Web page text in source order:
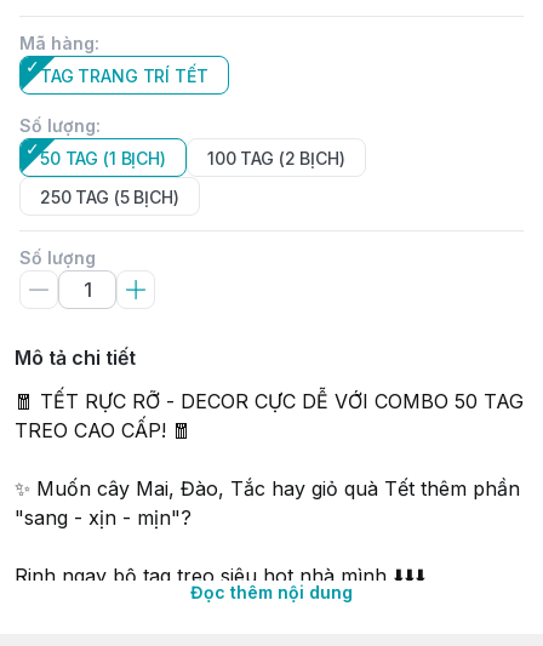
Mã hàng:
TAG TRANG TRÍ TẾT
Số lượng:
50 TAG (1 BỊCH)
100 TAG (2 BỊCH)
250 TAG (5 BỊCH)
Số lượng
Mô tả chi tiết
🧧 TẾT RỰC RỠ - DECOR CỰC DỄ VỚI COMBO 50 TAG
TREO CAO CẤP! 🧧
✨ Muốn cây Mai, Đào, Tắc hay giỏ quà Tết thêm phần
"sang - xịn - mịn"?
Rinh ngay bộ tag treo siêu hot nhà mình ⬇️⬇️⬇️
Đọc thêm nội dung